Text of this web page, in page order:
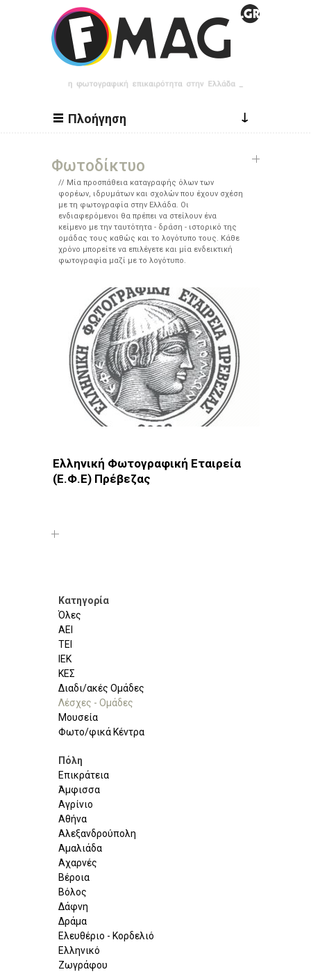
Παράκαμψη προς το κυρίως περιεχόμενο
Πλοήγηση ↓
Φωτοδίκτυο
Μία προσπάθεια καταγραφής όλων των
φορέων, ιδρυμάτων και σχολών που έχουν σχέση
με τη φωτογραφία στην Ελλάδα. Οι
ενδιαφερόμενοι θα πρέπει να στείλουν ένα
κείμενο με την ταυτότητα - δράση - ιστορικό της
ομάδας τους καθώς και το λογότυπο τους. Κάθε
χρόνο μπορείτε να επιλέγετε και μία ενδεικτική
φωτογραφία μαζί με το λογότυπο.
Ελληνική Φωτογραφική Εταιρεία
(Ε.Φ.Ε) Πρέβεζας
Κατηγορία
Όλες
ΑΕΙ
ΤΕΙ
ΙΕΚ
ΚΕΣ
Διαδι/ακές Ομάδες
Λέσχες - Ομάδες
Μουσεία
Φωτο/φικά Κέντρα
Πόλη
Επικράτεια
Άμφισσα
Αγρίνιο
Αθήνα
Αλεξανδρούπολη
Αμαλιάδα
Αχαρνές
Βέροια
Βόλος
Δάφνη
Δράμα
Ελευθέριο - Κορδελιό
Ελληνικό
Ζωγράφου